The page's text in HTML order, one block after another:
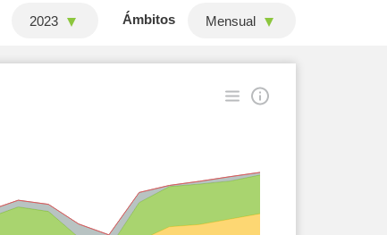
2023 Ámbitos Mensual